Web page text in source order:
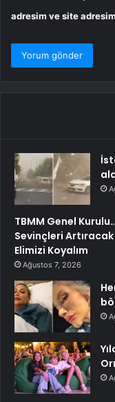
adresim ve site
TBMM Genel
Sevinçleri
Elimizi Koyalım
Ağustos 7, 2026